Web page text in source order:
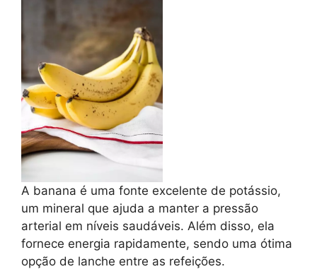
A banana é uma fonte excelente de potássio,
um mineral que ajuda a manter a pressão
arterial em níveis saudáveis. Além disso, ela
fornece energia rapidamente, sendo uma ótima
opção de lanche entre as refeições.